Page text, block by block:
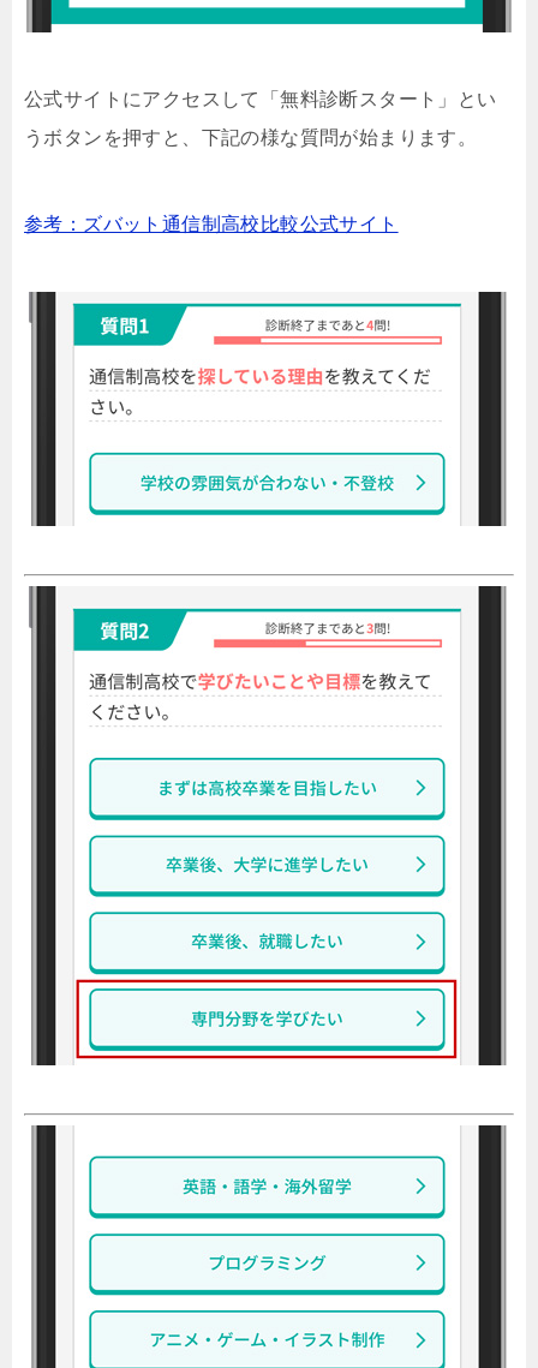
公式サイトにアクセスして「無料診断スタート」とい
うボタンを押すと、下記の様な質問が始まります。
参考：ズバット通信制高校比較公式サイト